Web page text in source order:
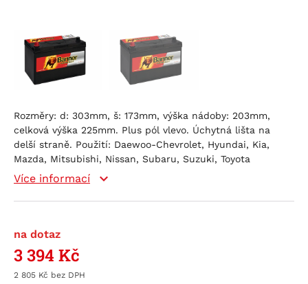
Rozměry: d: 303mm, š: 173mm, výška nádoby: 203mm,
celková výška 225mm. Plus pól vlevo. Úchytná lišta na
delší straně. Použití: Daewoo-Chevrolet, Hyundai, Kia,
Mazda, Mitsubishi, Nissan, Subaru, Suzuki, Toyota
Více informací
na dotaz
3 394 Kč
2 805 Kč